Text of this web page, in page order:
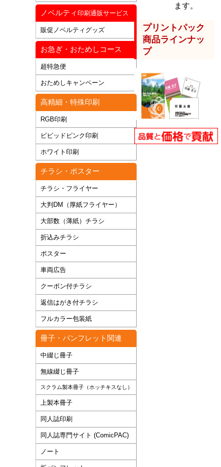
ます。
ノベルティ 印刷通販サービス
販促ノベルティグッズ
お急ぎ・おためしコース
超特急便
おためしキャンペーン
高精細・特殊印刷
RGB印刷
ビビッドピンク印刷
ホワイト印刷
チラシ・ポスター
チラシ・フライヤー
大判DM（厚紙フライヤー）
大部数（薄紙）チラシ
折込みチラシ
ポスター
車両広告
クーポン付チラシ
返信はがき付チラシ
フルカラー包装紙
冊子・パンフレット関連
中綴じ冊子
無線綴じ冊子
スクラム製本冊子（ホッチキスなし）
上製本冊子
同人誌印刷
同人誌専門サイト (ComicPAC)
ノート
プリントパック
商品ラインナッ
プ